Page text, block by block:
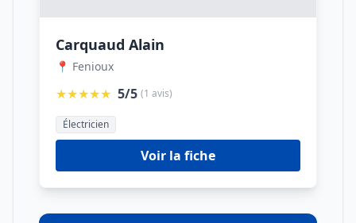
Carquaud Alain
📍 Fenioux
★★★★★ 5/5 (1 avis)
Électricien
Voir la fiche